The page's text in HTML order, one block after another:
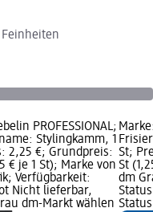
PROFESSIONAL;
Stylingkamm, 1
2,25 €; Grundpreis:
€ je 1 St); Marke von
Verfügbarkeit:
Nicht lieferbar,
dm-Markt wählen
St;
St
dm